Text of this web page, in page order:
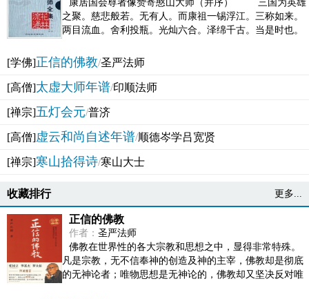
康居国会尊者像赞寄憨山大师（并序） 三国为英雄
之聚。慈悲般若。无有人。而康祖一锡浮江。三称如来。
两目流血。舍利投瓶。光灿六合。泽绵千古。当是时也。
[学佛]正信的佛教/圣严法师
[高僧]太虚大师年谱/印顺法师
[禅宗]五灯会元/普济
[高僧]虚云和尚自述年谱/顺德岑学吕宽贤
[禅宗]寒山拾得诗/寒山大士
收藏排行 更多...
正信的佛教
作者： 圣严法师
佛教在世界性的各大宗教和思想之中，显得非常特殊。
凡是宗教，无不信奉神的创造及神的主宰，佛教却是彻底
的无神论者；唯物思想是无神论的，佛教却又坚决反对唯